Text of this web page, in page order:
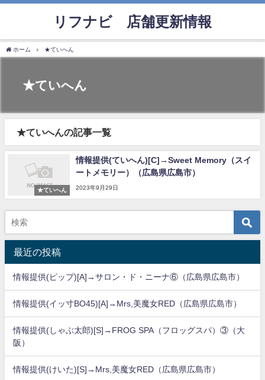
リフナビ®店舗更新情報
ホーム ★ていへん
★ていへん
★ていへんの記事一覧
★ていへん
情報提供(ていへん)[C]→Sweet Memory（スイ
ートメモリー）（広島県広島市）
2023年9月29日
最近の投稿
情報提供(ピップ)[A]→サロン・ド・ニーナ⑥（広島県広島市）
情報提供(イッ寸BO45)[A]→Mrs,美魔女RED（広島県広島市）
情報提供(しゃぶ太郎)[S]→FROG SPA（フロッグスパ）③（大
阪）
情報提供(けいた)[S]→Mrs,美魔女RED（広島県広島市）